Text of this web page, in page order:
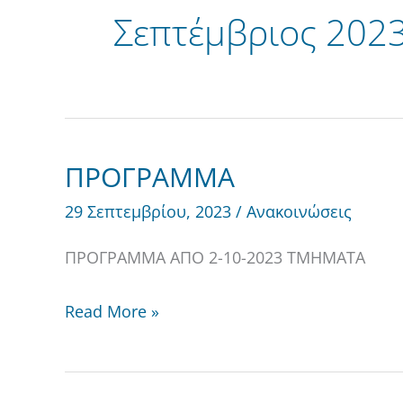
Σεπτέμβριος
ΠΡΟΓΡΑΜΜΑ
29 Σεπτεμβρίου, 2023 / Ανακοινώσεις
ΠΡΟΓΡΑΜΜΑ ΑΠΟ 2-10-2023 ΤΜΗΜΑΤΑ
ΠΡΟΓΡΑΜΜΑ
Read More »